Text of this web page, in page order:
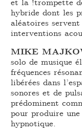
hybride dont les
aléatoires
interventions
MIKE
solo de musique
fréquences
libérées dans
sonores et de
prédominent
pour produire une
hypnotique.